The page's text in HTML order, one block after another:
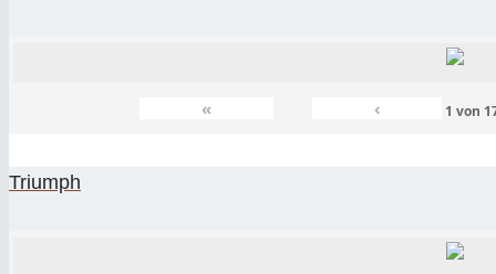
« ‹ 1 von
Triumph